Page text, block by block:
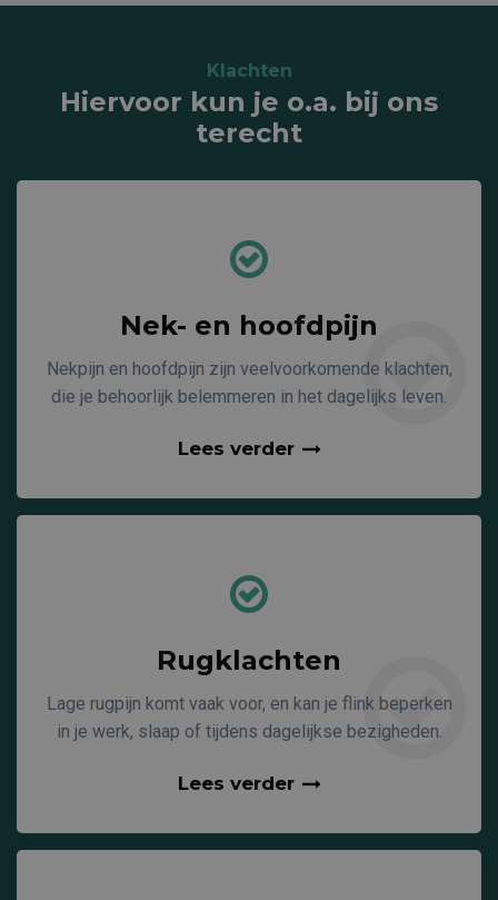
Klachten
Hiervoor kun je o.a. bij ons
terecht
Nek- en hoofdpijn
Nekpijn en hoofdpijn zijn veelvoorkomende klachten,
die je behoorlijk belemmeren in het dagelijks leven.
Lees verder
Rugklachten
Lage rugpijn komt vaak voor, en kan je flink beperken
in je werk, slaap of tijdens dagelijkse bezigheden.
Lees verder